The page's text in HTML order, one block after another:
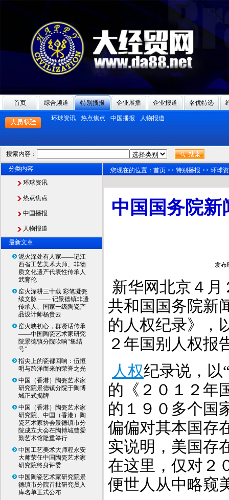
首页 综合频道 特别播报 企业展播 企业报道 名优特选
环球资讯 热点焦点 中国播报 人物报道
搜索内容：
分类内容
环球资讯
热点焦点
中国播报
人物报道
最新文章
泥火深处有人家——记江
西省工艺美术大师、非物
质文化遗产代表性传承人
武育伦
窑火深耕三十载 彩笔凝瓷
续文脉 —— 记景德镇非遗
传承人、国家一级陶瓷产
品设计师杨贵云
窑火映初心，群贤话传承
——中国陶瓷艺术家研究
院景德镇分院吹响“集结
号”
指尖上的瓷都回响：伍恒
明与跨洋而来的荣誉之光
中国（香港）陶瓷艺术家
研究院景德镇分院于陶博
城正式揭牌
中国（香港）陶瓷艺术家
研究院、中国（香港）陶
瓷艺术家协会景德镇市分
院成立大会在陶博城曹爱
勤艺术馆隆重举行
中国工艺美术大师程永安
大师荣任中国陶瓷艺术家
研究院终身评委
中国陶瓷艺术家研究院景
德镇市分院首批研究员入
库名单正式公布
您现在的位置： 首页 >> 特别播报 >> 环球
中国国务院新
发布
新华网北京４
共和国国务院新
的人权纪录》，
２年国别人权报
人权纪录说，以
的《２０１２年
的１９０多个国
偏偏对其本国存
实说明，美国存
在这里，仅对２
便世人从中略窥